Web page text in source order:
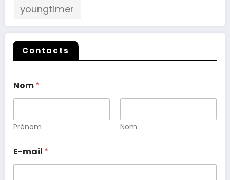
youngtimer
Contacts
Nom*
Prénom Nom
E-mail *